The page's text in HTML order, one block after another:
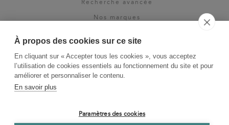
À propos des cookies sur ce site
En cliquant sur « Accepter tous les cookies », vous acceptez
l’utilisation de cookies essentiels au fonctionnement du site et pour
améliorer et personnaliser le contenu.
En savoir plus
Paramètres des cookies
Recherche avancée
Nos marques
Espace pro
Newsletter
La Vie des Classiques